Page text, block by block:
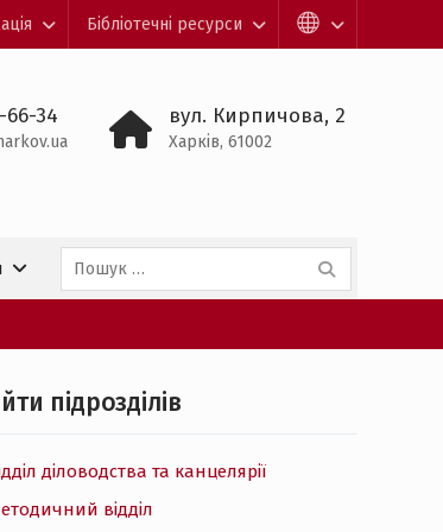
Бібліотечні ресурси
66-34 вул. Кирпичова, 2
Харків, 61002
Пошук:
підрозділів
діловодства та канцелярії
відділ